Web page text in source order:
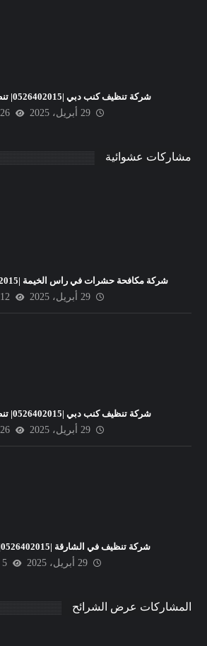
شركة تنظيف كنب دبي |0526402015| تنظيف المجالس
29 أبريل، 2025
26
مشاركات عشوائية
شركة مكافحة حشرات في راس الخيمة |0526402015| ابادة تامة
29 أبريل، 2025
12
شركة تنظيف كنب دبي |0526402015| تنظيف المجالس
29 أبريل، 2025
26
شركة تنظيف في الشارقة |0526402015| تنظيف منازل
29 أبريل، 2025
5
المشاركات عرض الشرائح